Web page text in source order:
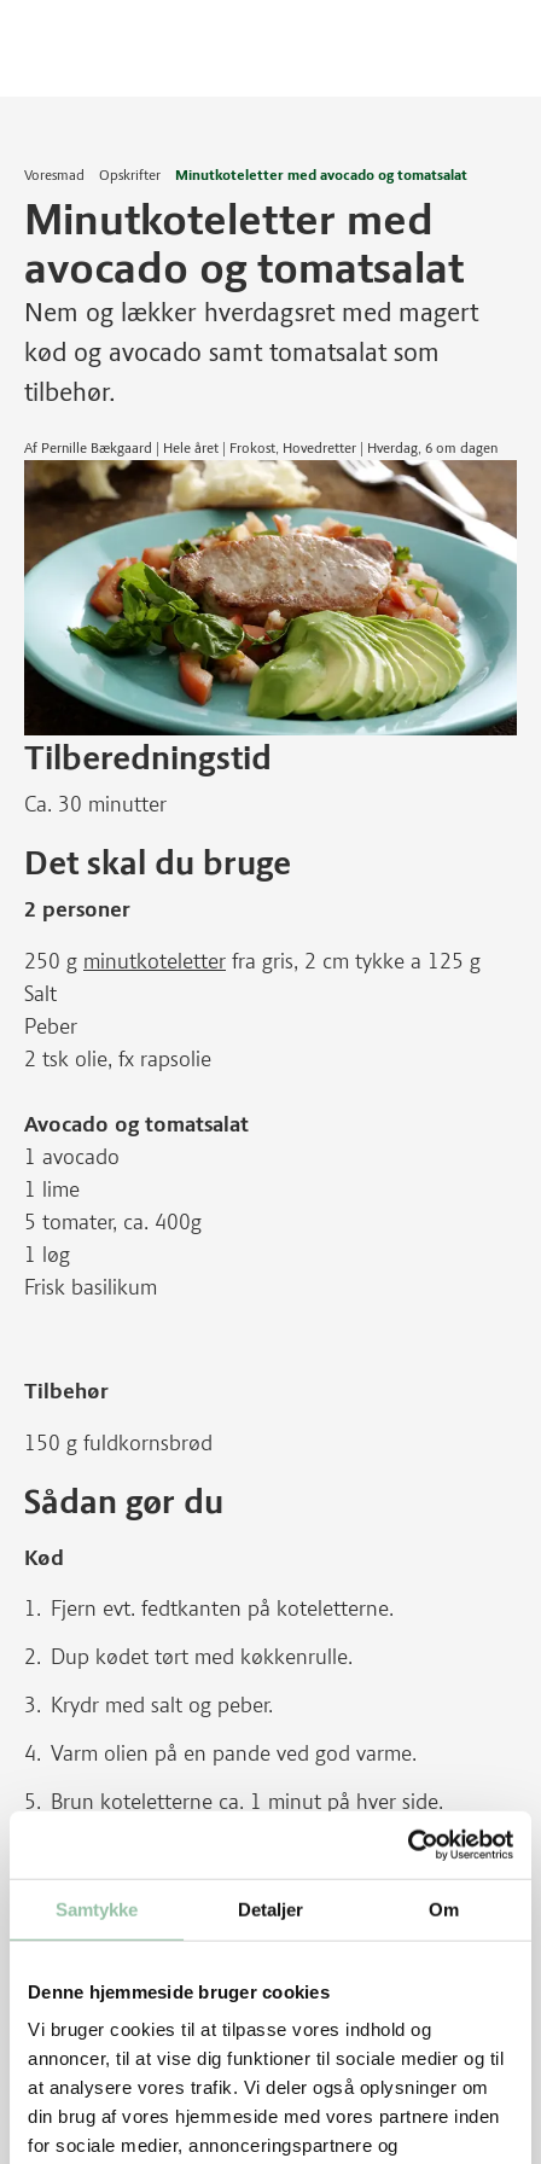
Samtykke Detaljer Om
Denne hjemmeside bruger cookies
Vi bruger cookies til at tilpasse vores indhold og
annoncer, til at vise dig funktioner til sociale medier og til
at analysere vores trafik. Vi deler også oplysninger om
din brug af vores hjemmeside med vores partnere inden
for sociale medier, annonceringspartnere og
Voresmad Opskrifter Minutkoteletter med avocado og tomatsalat
Minutkoteletter med
avocado og tomatsalat
Nem og lækker hverdagsret med magert
kød og avocado samt tomatsalat som
tilbehør.
Af Pernille Bækgaard | Hele året | Frokost, Hovedretter | Hverdag, 6 om dagen
Tilberedningstid
Ca. 30 minutter
Det skal du bruge
2 personer
250 g minutkoteletter fra gris, 2 cm tykke a 125 g
Salt
Peber
2 tsk olie, fx rapsolie
Avocado og tomatsalat
1 avocado
1 lime
5 tomater, ca. 400g
1 løg
Frisk basilikum
Tilbehør
150 g fuldkornsbrød
Sådan gør du
Kød
Fjern evt. fedtkanten på koteletterne.
Dup kødet tørt med køkkenrulle.
Krydr med salt og peber.
Varm olien på en pande ved god varme.
Brun koteletterne ca. 1 minut på hver side.
Skru ned til middel varme og steg dem ca. 3
minutter på hver side, til de er lige netop
gennemstegte.
Halver avocadoen og skær den i tynde skiver.
Læg skiverne fladt på en tallerken og pres limesaft
over.
Skær tomaterne i grove tern og hak løget fint.